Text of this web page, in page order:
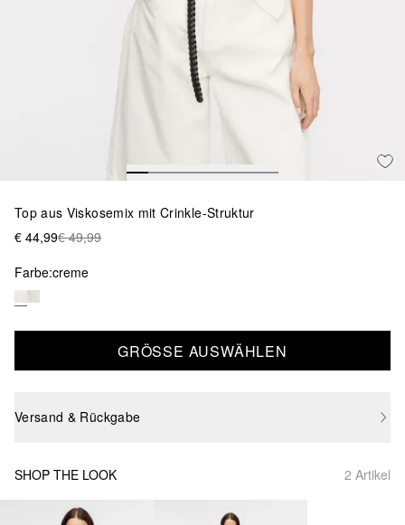
Top aus Viskosemix mit Crinkle-Struktur
€ 44,99€ 49,99
Farbe:creme
GRÖSSE AUSWÄHLEN
Versand & Rückgabe
SHOP THE LOOK 2 Artikel